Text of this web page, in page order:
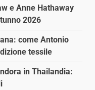
e Anne Hathaway
2026
come Antonio
tessile
in Thailandia: